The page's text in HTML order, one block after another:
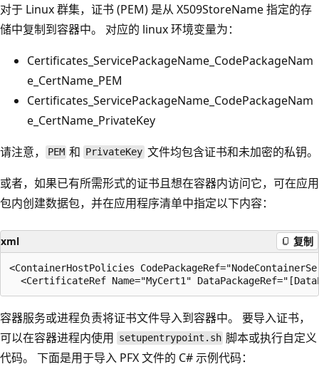
对于 Linux 群集，证书 (PEM) 是从 X509StoreName 指定的存
储中复制到容器中。 对应的 linux 环境变量为：
Certificates_ServicePackageName_CodePackageNam
e_CertName_PEM
Certificates_ServicePackageName_CodePackageNam
e_CertName_PrivateKey
请注意，
PEM 和 PrivateKey 文件均包含证书和未加密的私钥。
或者，如果已有所需形式的证书且想在容器内访问它，可在应用
包内创建数据包，并在应用程序清单中指定以下内容：
xml 复制
<ContainerHostPolicies
容器服务或进程负责将证书文件导入到容器中。 要导入证书，
可以在容器进程内使用 setupentrypoint.sh 脚本或执行自定义
代码。 下面是用于导入 PFX 文件的 C# 示例代码：